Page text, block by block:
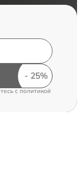
c политикой